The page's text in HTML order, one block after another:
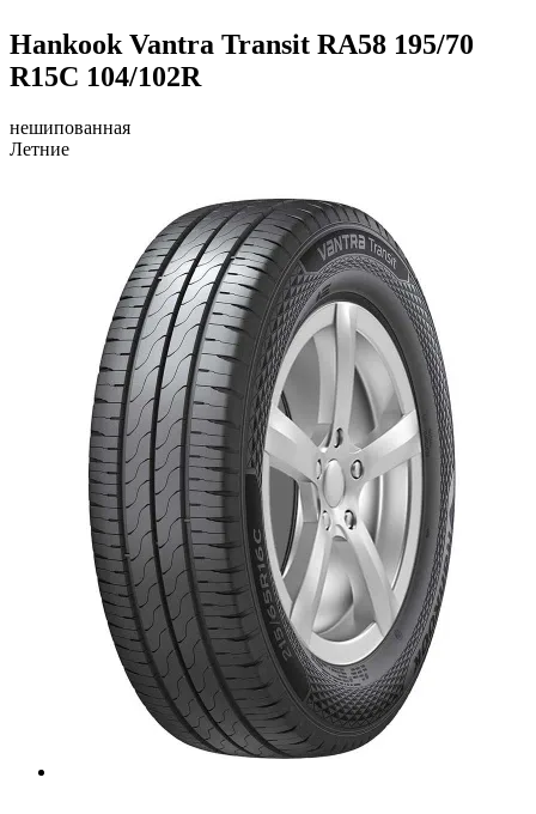
Hankook Vantra Transit RA58 195/70
R15C 104/102R
нешипованная
Летние